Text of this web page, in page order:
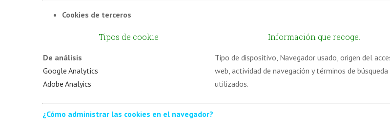
Cookies de terceros
Tipos de cookie Información que recoge.
De análisis
Google Analytics
Adobe Analyics
Tipo de dispositivo, Navegador usado, origen del
web, actividad de navegación y términos de búsqueda
utilizados.
¿Cómo administrar las cookies en el navegador?